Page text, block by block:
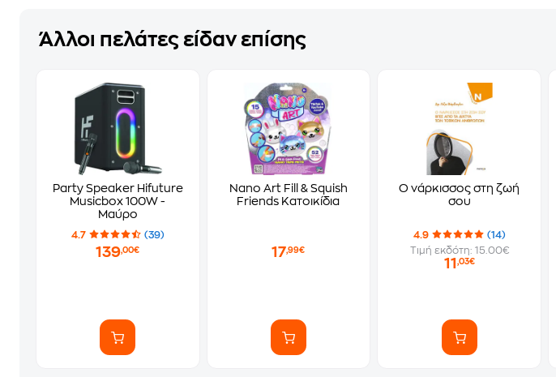
Άλλοι πελάτες είδαν επίσης
Party Speaker Hifuture
Musicbox 100W -
Μαύρο
4.7 (39)
139,00€
Nano Αrt Fill & Squish
Friends Κατοικίδια
17,99€
Ο νάρκισσος στη ζωή
σου
4.9
(14)
Τιμή εκδότη: 15.00€
11 ,03€